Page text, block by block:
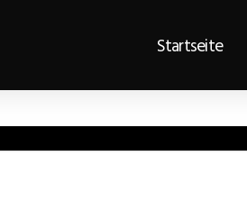
Startseite